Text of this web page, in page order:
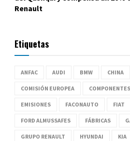
Renault
Etiquetas
ANFAC AUDI BMW CHINA
COMISIÓN EUROPEA COMPONENTES
EMISIONES FACONAUTO FIAT
FORD ALMUSSAFES FÁBRICAS
GRUPO RENAULT HYUNDAI KIA